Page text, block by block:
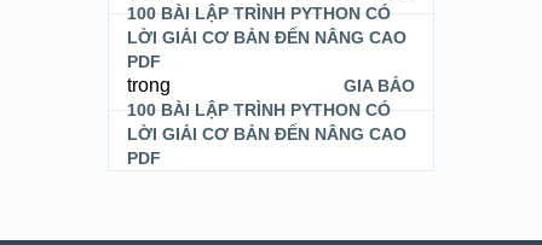
100 BÀI LẬP TRÌNH PYTHON CÓ
LỜI GIẢI CƠ BẢN ĐẾN NÂNG CAO
PDF
GIA BẢO
trong
100 BÀI LẬP TRÌNH PYTHON CÓ
LỜI GIẢI CƠ BẢN ĐẾN NÂNG CAO
PDF